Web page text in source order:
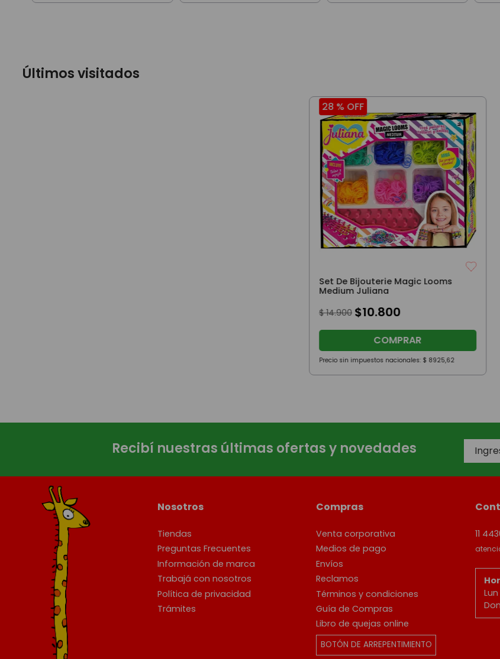
Últimos visitados
28 %OFF
Set De Bijouterie Magic Looms
Medium Juliana
$ 14.900 $10.800
COMPRAR
Precio sin impuestos nacionales: $ 8925,62
Recibí nuestras últimas ofertas y novedades
Nosotros
Tiendas
Preguntas Frecuentes
Información de marca
Trabajá con nosotros
Política de privacidad
Trámites
Compras
Venta corporativa
Medios de pago
Envíos
Reclamos
Términos y condiciones
Guía de Compras
Libro de quejas online
BOTÓN DE ARREPENTIMIENTO
11